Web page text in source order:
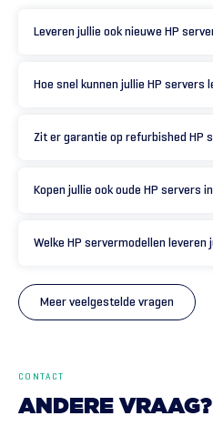
Leveren jullie ook nieuwe HP
Hoe snel kunnen jullie HP servers
Zit er garantie op refurbished HP
Kopen jullie ook oude HP servers
Welke HP servermodellen leveren
Meer veelgestelde vragen
CONTACT
ANDERE VRAAG?